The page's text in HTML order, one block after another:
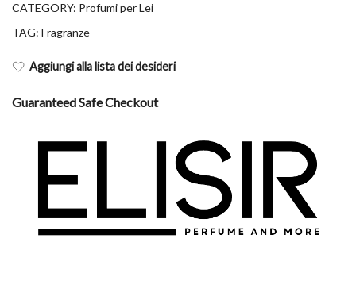
CATEGORY: Profumi per Lei
TAG: Fragranze
Aggiungi alla lista dei desideri
Guaranteed Safe Checkout